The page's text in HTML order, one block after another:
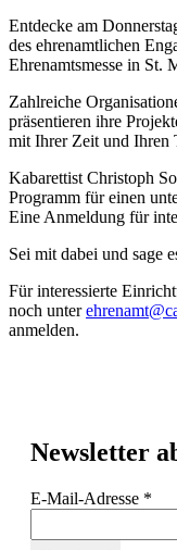
Entdecke am
des ehrenamtlichen
Ehrenamtsmesse in St.
Zahlreiche
präsentieren ihre
mit Ihrer Zeit und Ihren
Kabarettist Christoph
Programm für einen
Eine Anmeldung für
Sei mit dabei und sage
Für interessierte
noch unter
anmelden.
Newsletter
E-Mail-Adresse *